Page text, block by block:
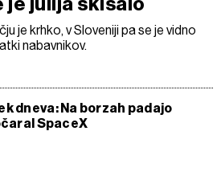
je krhko, v Sloveniji pa se je vidno
nabavnikov.
dneva: Na borzah padajo
SpaceX